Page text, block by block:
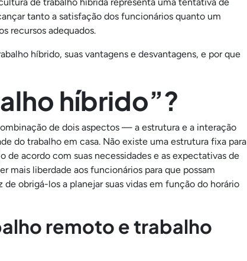
tanto a satisfação dos funcionários quanto um
recursos adequados.
híbrido, suas vantagens e desvantagens, e por que
híbrido”?
de dois aspectos — a estrutura e a interação
do trabalho em casa. Não existe uma estrutura fixa para
acordo com suas necessidades e as expectativas de
mais liberdade aos funcionários para que possam
obrigá-los a planejar suas vidas em função do horário
remoto e trabalho